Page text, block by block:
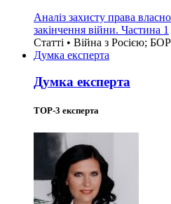
Аналіз захисту права
закінчення війни. Частина 1
Статті • Війна з Росією;
Думка експерта
Думка експерта
TOP-3 експерта